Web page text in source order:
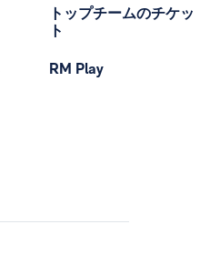
トップチームのチケッ
ト
RM Play